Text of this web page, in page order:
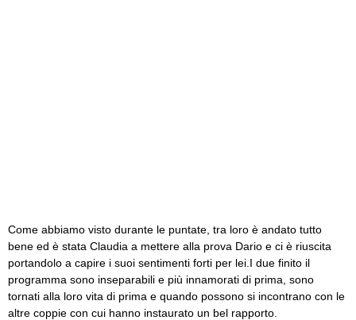
Come abbiamo visto durante le puntate, tra loro è andato tutto
bene ed è stata Claudia a mettere alla prova Dario e ci è riuscita
portandolo a capire i suoi sentimenti forti per lei. I due finito il
programma sono inseparabili e più innamorati di prima, sono
tornati alla loro vita di prima e quando possono si incontrano con le
altre coppie con cui hanno instaurato un bel rapporto.